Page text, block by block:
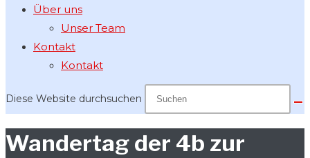
Über uns
Unser Team
Kontakt
Kontakt
Diese Website durchsuchen
Wandertag der 4b zur